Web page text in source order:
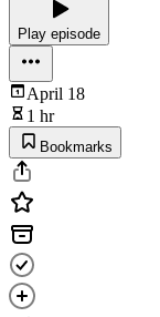
Play episode
April 18
1 hr
Bookmarks